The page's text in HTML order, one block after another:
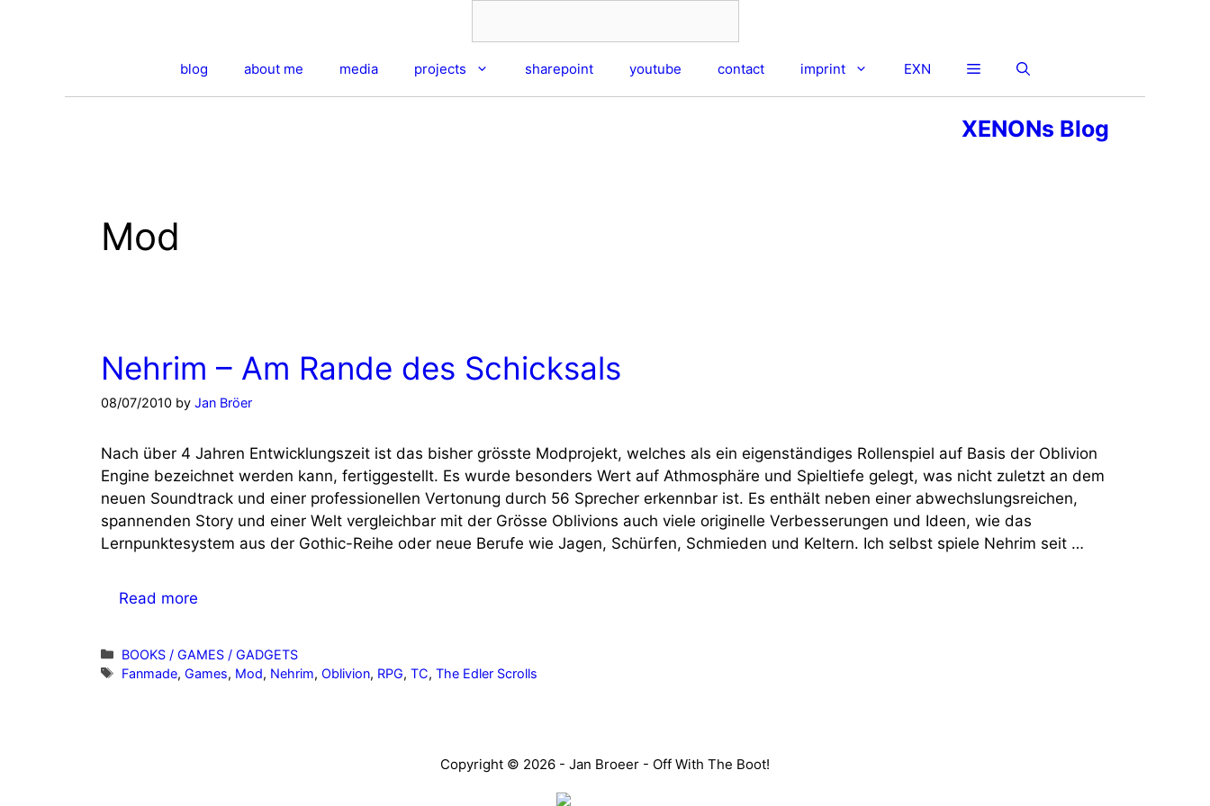
blog about me media projects sharepoint youtube contact imprint EXN
XENONs Blog
Mod
Nehrim – Am Rande des Schicksals
08/07/2010 by Jan Bröer
Nach über 4 Jahren Entwicklungszeit ist das bisher grösste Modprojekt, welches als ein eigenständiges Rollenspiel auf Basis der Oblivion
Engine bezeichnet werden kann, fertiggestellt. Es wurde besonders Wert auf Athmosphäre und Spieltiefe gelegt, was nicht zuletzt an dem
neuen Soundtrack und einer professionellen Vertonung durch 56 Sprecher erkennbar ist. Es enthält neben einer abwechslungsreichen,
spannenden Story und einer Welt vergleichbar mit der Grösse Oblivions auch viele originelle Verbesserungen und Ideen, wie das
Lernpunktesystem aus der Gothic-Reihe oder neue Berufe wie Jagen, Schürfen, Schmieden und Keltern. Ich selbst spiele Nehrim seit …
Read more
Categories
BOOKS / GAMES / GADGETS
Tags
Fanmade,Games, Mod, Nehrim, Oblivion, RPG,TC,The Edler Scrolls
Copyright © 2026 - Jan Broeer - Off With The Boot!